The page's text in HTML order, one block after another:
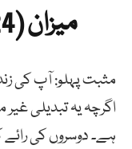
میزان (24 ستمبر تا 23 اکتوبر)
مثبت پہلو: آپ کی
اگرچہ یہ تبدیلی
ہے۔ دوسروں کی